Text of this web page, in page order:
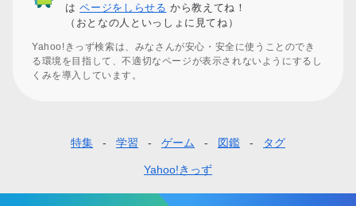
はページをしらせる から教えてね！
（おとなの人といっしょに見てね）
Yahoo!きっず検索は、みなさんが安心・安全に使うことのでき
る環境を目指して、不適切なページが表示されないようにするし
くみを導入しています。
タ
特集 学習 ゲーム 図鑑 タグ
Yahoo!きっず